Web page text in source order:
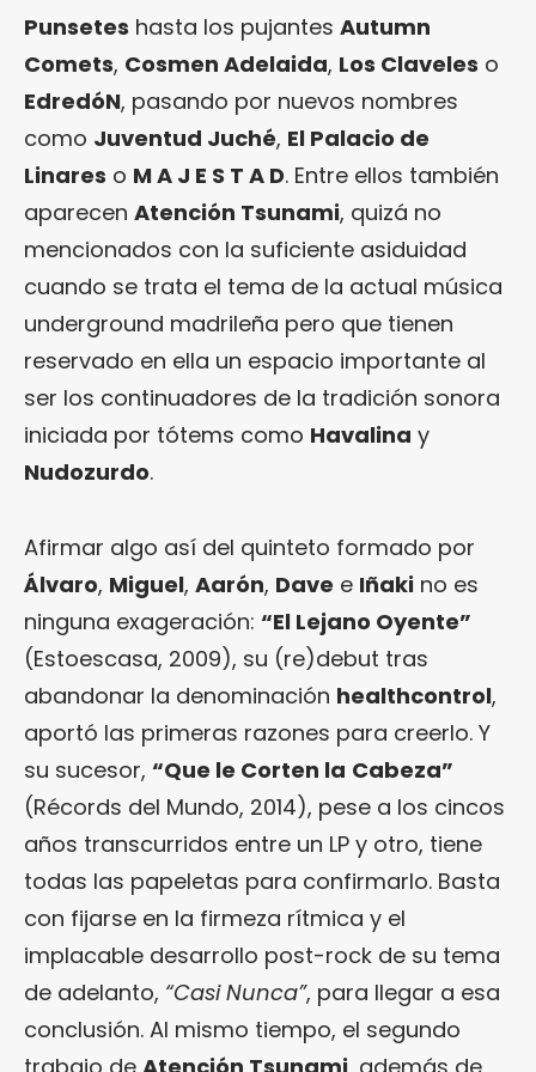
Punsetes hasta los pujantes Autumn
Comets, Cosmen Adelaida, Los Claveles o
EdredóN, pasando por nuevos nombres
como Juventud Juché, El Palacio de
Linares o M A J E S T A D. Entre ellos también
aparecen Atención Tsunami, quizá no
mencionados con la suficiente asiduidad
cuando se trata el tema de la actual música
underground madrileña pero que tienen
reservado en ella un espacio importante al
ser los continuadores de la tradición sonora
iniciada por tótems como Havalina y
Nudozurdo.
Afirmar algo así del quinteto formado por
Álvaro, Miguel, Aarón, Dave e Iñaki no es
ninguna exageración: “El Lejano Oyente”
(Estoescasa, 2009), su (re)debut tras
abandonar la denominación healthcontrol,
aportó las primeras razones para creerlo. Y
su sucesor, “Que le Corten la Cabeza”
(Récords del Mundo, 2014), pese a los cincos
años transcurridos entre un LP y otro, tiene
todas las papeletas para confirmarlo. Basta
con fijarse en la firmeza rítmica y el
implacable desarrollo post-rock de su tema
de adelanto, “Casi Nunca”, para llegar a esa
conclusión. Al mismo tiempo, el segundo